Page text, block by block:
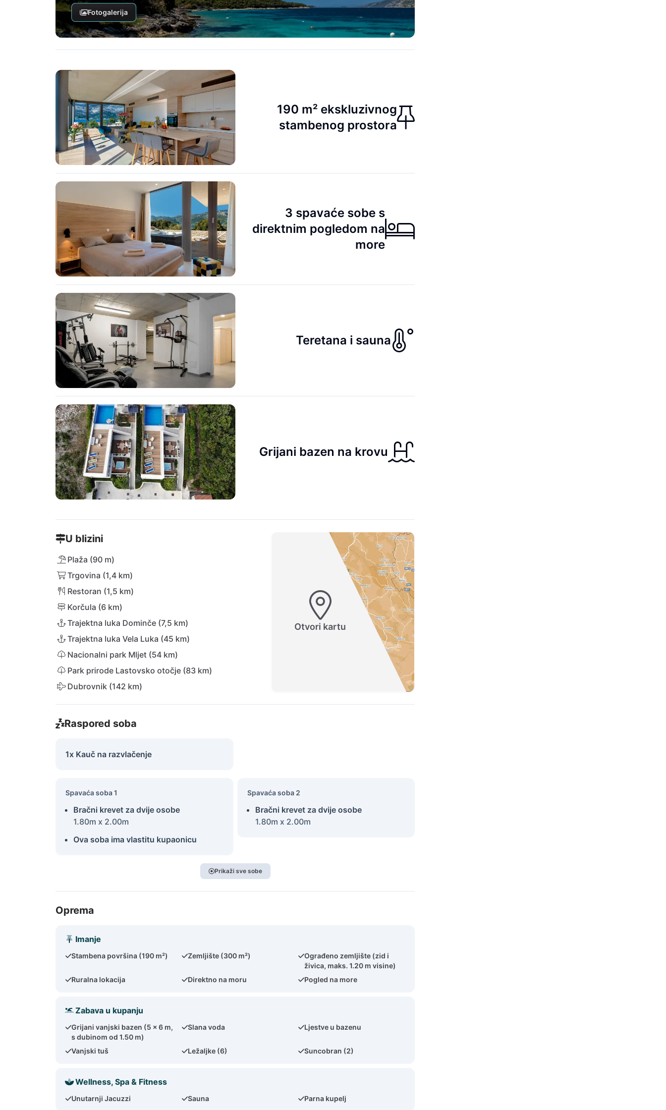
Fotogalerija
190 m² ekskluzivnog
stambenog prostora
3 spavaće sobe s
direktnim pogledom na
more
Teretana i sauna
Grijani bazen na krovu
U blizini
Plaža (90 m)
Trgovina (1,4 km)
Restoran (1,5 km)
Korčula (6 km)
Trajektna luka Dominče (7,5 km)
Trajektna luka Vela Luka (45 km)
Nacionalni park Mljet (54 km)
Park prirode Lastovsko otočje (83 km)
Dubrovnik (142 km)
Otvori kartu
Raspored soba
1x Kauč na razvlačenje
Spavaća soba 1
Bračni krevet za dvije osobe
1.80m x 2.00m
Ova soba ima vlastitu kupaonicu
Spavaća soba 2
Bračni krevet za dvije osobe
1.80m x 2.00m
Prikaži sve sobe
Oprema
Imanje
Stambena površina (190 m²) Zemljište (300 m²)
Ograđeno zemljište (zid i
živica, maks. 1.20 m visine)
Ruralna lokacija
Direktno na moru Pogled na more
Zabava u kupanju
Grijani vanjski bazen (5 x 6 m,
s dubinom od 1.50 m)
Slana voda Ljestve u bazenu
Vanjski tuš Ležaljke (6) Suncobran (2)
Wellness, Spa & Fitness
Unutarnji Jacuzzi Sauna Parna kupelj